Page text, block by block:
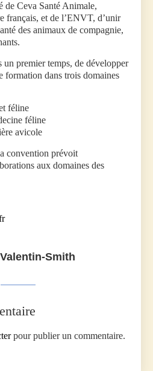
de Ceva Santé Animale,
français, et de l’ENVT, d’unir
des animaux de compagnie,
premier temps, de développer
formation dans trois domaines
féline
féline
avicole
convention prévoit
aux domaines des
Smith
pour publier un commentaire.